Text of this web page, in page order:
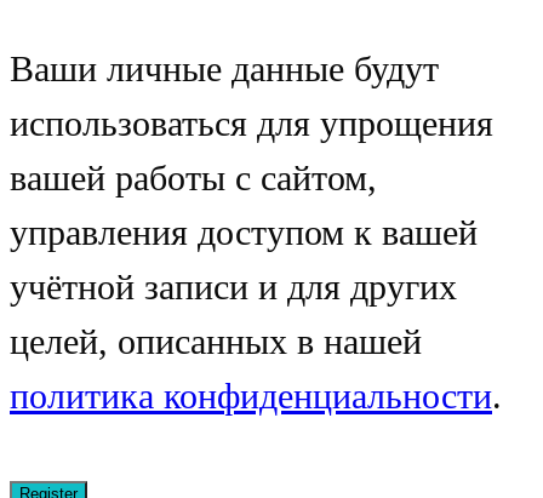
Ваши личные данные будут
использоваться для упрощения
вашей работы с сайтом,
управления доступом к вашей
учётной записи и для других
целей, описанных в нашей
политика конфиденциальности.